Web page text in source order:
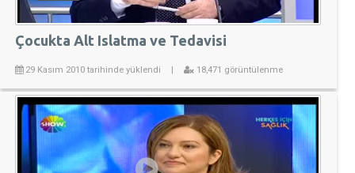
Çocukta Alt Islatma ve Tedavisi
29 Kasım 2010 tarihinde yüklendi 18,471 görüntülenme